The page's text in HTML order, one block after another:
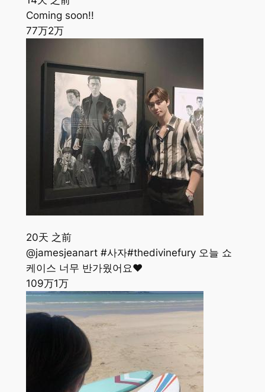
Coming soon!!
77万2万
20天 之前
@jamesjeanart #사자#thedivinefury 오늘 쇼
케이스 너무 반가웠어요❤️
109万1万